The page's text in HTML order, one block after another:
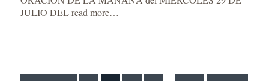
JULIO DELread more…